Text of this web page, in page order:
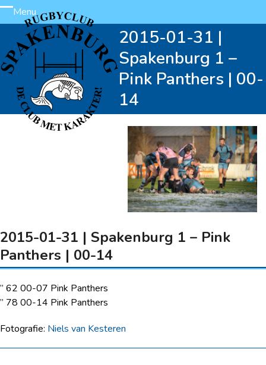
Skip
to
content
Menu
Open
mobile
menu
Close
mobile
menu
2015-01-31 |
Spakenburg 1 –
Pink Panthers | 00-
14
2015-01-31 | Spakenburg 1 – Pink
Panthers | 00-14
” 62 00-07 Pink Panthers
” 78 00-14 Pink Panthers
Fotografie: Niels van Kesteren